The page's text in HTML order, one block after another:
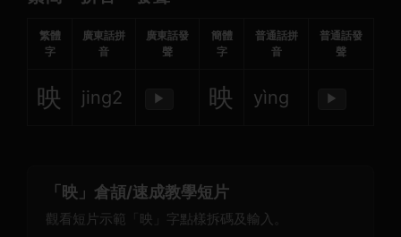
繁體
字
廣東話拼
音
廣東話發
聲
簡體
字
普通話拼
音
普通話發
聲
映 jing2 ▶ 映 yìng ▶
「映」倉頡/速成教學短片
觀看短片示範「映」字點樣拆碼及輸入。